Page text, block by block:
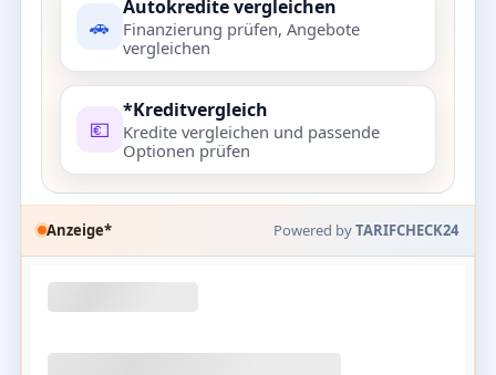
🚗
Autokredite vergleichen
Finanzierung prüfen, Angebote
vergleichen
💶
*Kreditvergleich
Kredite vergleichen und passende
Optionen prüfen
Anzeige* Powered byTARIFCHECK24